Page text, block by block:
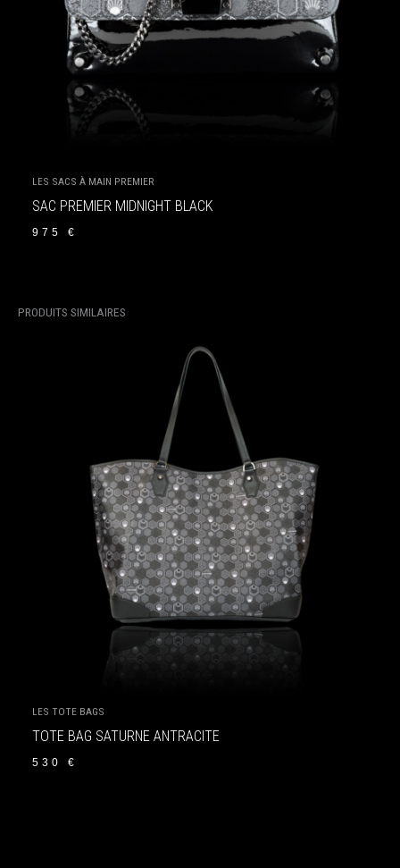
LES SACS À MAIN PREMIER
SAC PREMIER MIDNIGHT BLACK
975€
PRODUITS SIMILAIRES
LES TOTE BAGS
TOTE BAG SATURNE ANTRACITE
530€